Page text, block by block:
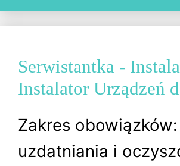
Serwistantka -
Instalator Urządzeń
Zakres
uzdatniania i